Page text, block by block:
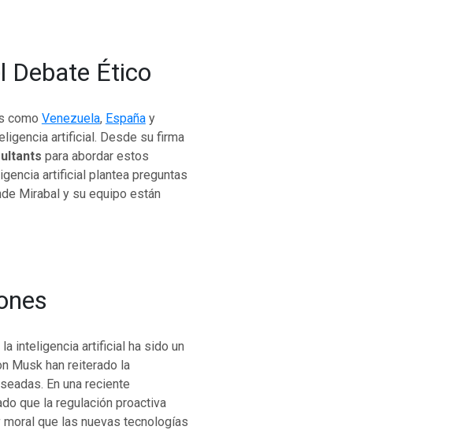
Debate Ético
como Venezuela, Españay
artificial. Desde su firma
para abordar estos
artificial plantea preguntas
Mirabal y su equipo están
inteligencia artificial ha sido un
Musk han reiterado la
En una reciente
que la regulación proactiva
que las nuevas tecnologías